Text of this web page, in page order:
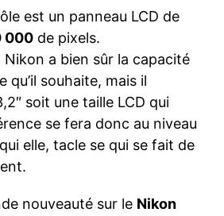
est un panneau LCD de
000 de pixels.
a bien sûr la capacité
qu’il souhaite, mais il
soit une taille LCD qui
se fera donc au niveau
elle, tacle se qui se fait de
nouveauté sur le Nikon